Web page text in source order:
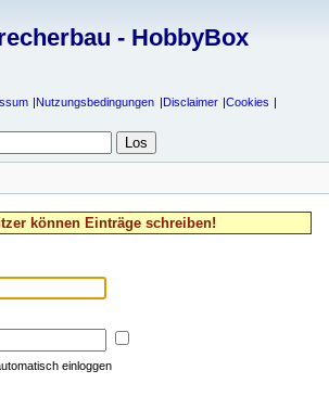
- HobbyBox
Nutzungsbedingungen Disclaimer
Cookies
können Einträge schreiben!
einloggen